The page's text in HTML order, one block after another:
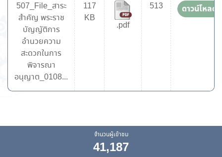
507_File_สาระ
สำคัญ พระราช
บัญญัติการ
อำนวยความ
สะดวกในการ
พิจารณา
อนุญาต_0108...
117
KB
.pdf
513 ดาวน์โหลด
จำนวนผู้เข้าชม
41,187